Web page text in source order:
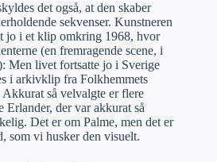
det også, at den skaber
sekvenser. Kunstneren
jo i et klip omkring 1968, hvor
(en fremragende scene, i
Men livet fortsatte jo i Sverige
arkivklip fra Folkhemmets
så velvalgte er flere
Erlander, der var akkurat så
Det er om Palme, men det er
som vi husker den visuelt.